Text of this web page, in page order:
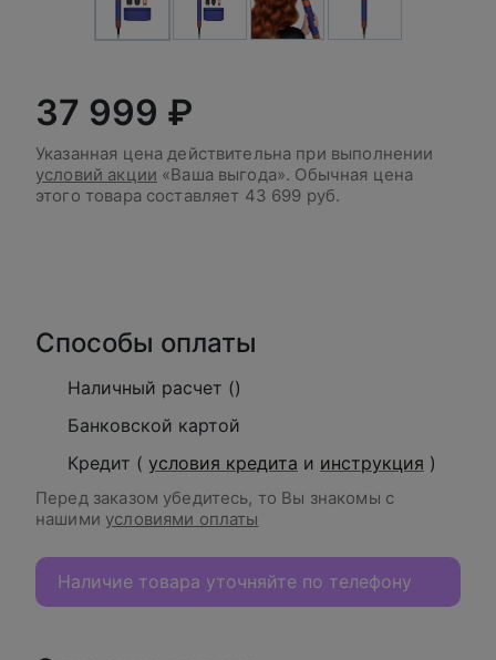
37 999 ₽
Указанная цена действительна при выполнении
условий акции «Ваша выгода». Обычная цена
этого товара составляет 43 699 руб.
Способы оплаты
Наличный расчет ()
Банковской картой
Кредит ( условия кредита и инструкция )
Перед заказом убедитесь, то Вы знакомы с
нашими условиями оплаты
Наличие товара уточняйте по телефону